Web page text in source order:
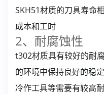
SKH51材质的刀具寿命
成本和工时
2、耐腐蚀性
t302材质具有较好的耐
的环境中保持良好的稳
冷作工具等需要有较高